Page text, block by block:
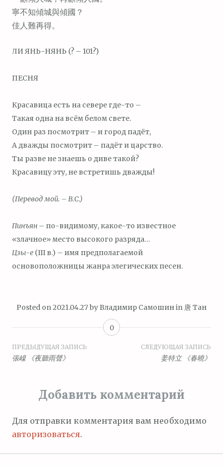
寧不知傾城與傾國？
佳人難再得。
ЛИ ЯНЬ-НЯНЬ (? – 101?)
ПЕСНЯ
Красавица есть на севере где-то –
Такая одна на всём белом свете.
Один раз посмотрит – и город падёт,
А дважды посмотрит – падёт и царство.
Ты разве не знаешь о диве такой?
Красавицу эту, не встретишь дважды!
(Перевод мой. – В.С.)
Пинъян – по-видимому, какое-то известное
«злачное» место высокого разряда…
Цзы-е (III в.) – имя предполагаемой
основоположницы жанра элегических песен.
Posted on 2021.04.27by Владимир Самошинin 唐 Тан
0
Навигация
записям
ПРЕДЫДУЩАЯ ЗАПИСЬ
張嵲 《夜聽雨聲》
СЛЕДУЮЩАЯ ЗАПИСЬ
姜特立 《春曉》
Добавить комментарий
Для отправки комментария вам необходимо
авторизоваться.